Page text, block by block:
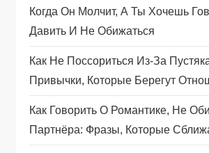
п
о
з
а
п
Когда Он Молчит, А Ты Хочешь
Давить И Не Обижаться
Как Не Поссориться Из‑за
Привычки, Которые Берегут
Как Говорить О Романтике, Не
Партнёра: Фразы, Которые